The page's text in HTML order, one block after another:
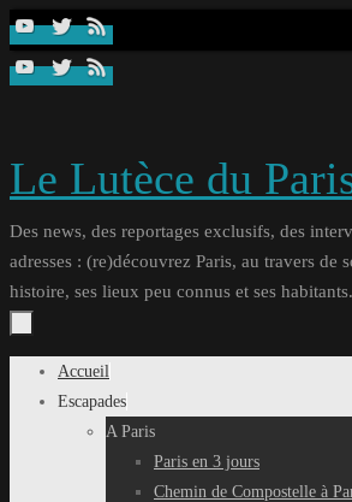
Passer
contenu
Le Lutèce du
Des news, des reportages exclusifs, des
adresses : (re)découvrez Paris, au travers de
histoire, ses lieux peu connus et ses habitants.
Passer
Accueil
Escapades
A Paris
Paris en 3 jours
Chemin de Compostelle à